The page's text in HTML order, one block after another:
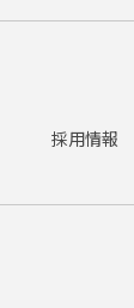
採用情報